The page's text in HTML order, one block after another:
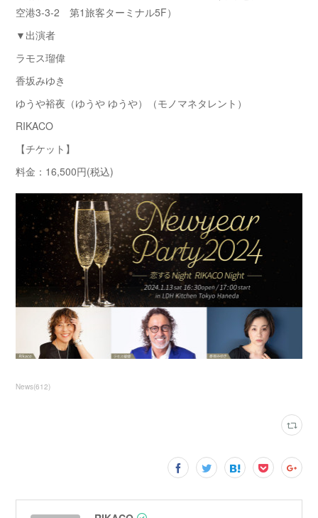
空港3-3-2 第1旅客ターミナル5F）
▼出演者
ラモス瑠偉
香坂みゆき
ゆうや裕夜（ゆうや ゆうや）（モノマネタレント）
RIKACO
【チケット】
料金：16,500円(税込)
News(612)